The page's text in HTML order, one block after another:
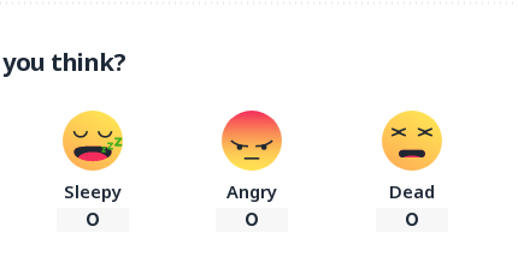
think?
Sleepy
0
Angry
0
Dead
0